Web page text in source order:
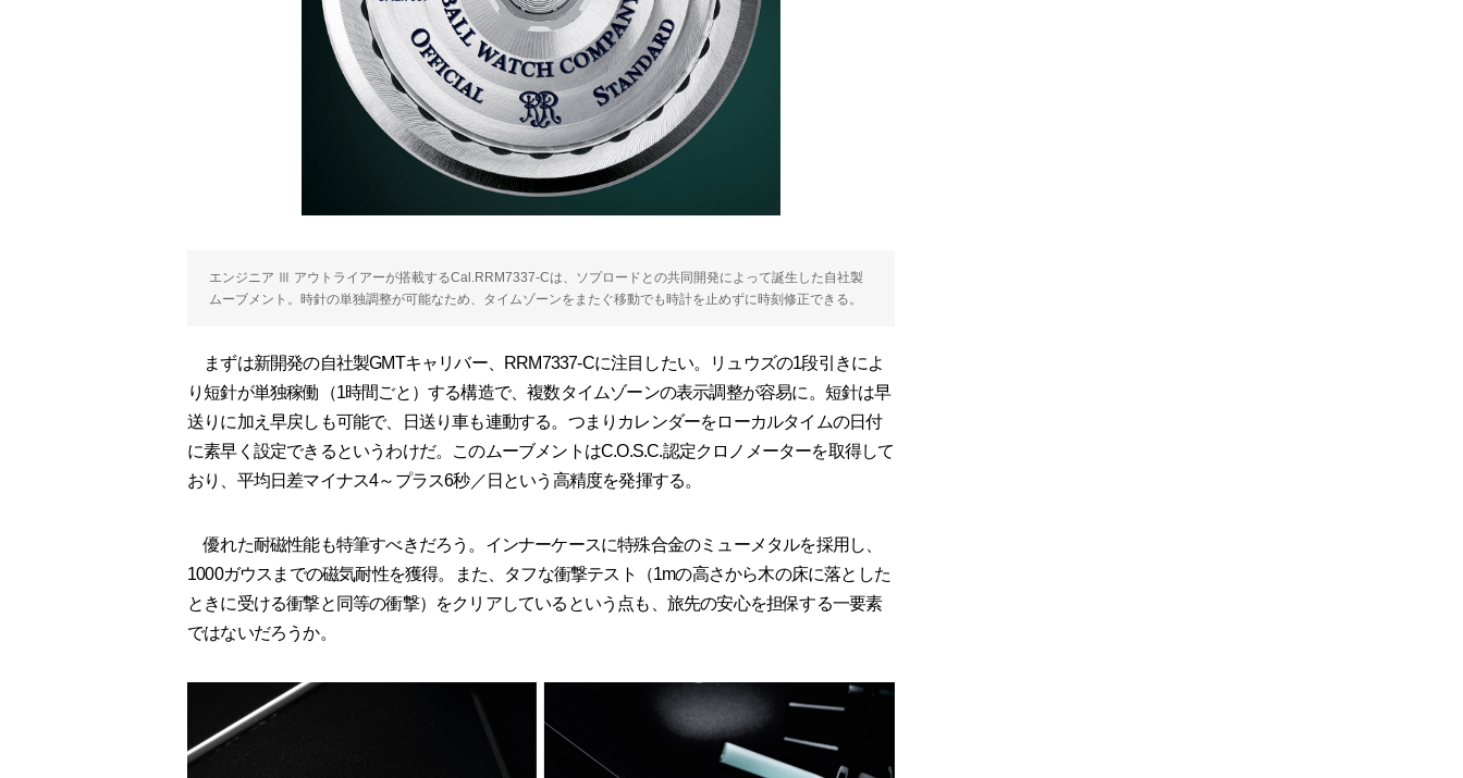
エンジニア Ⅲ アウトライアーが搭載するCal.RRM7337-Cは、ソプロードとの共同開発によって誕生した自社製
ムーブメント。時針の単独調整が可能なため、タイムゾーンをまたぐ移動でも時計を止めずに時刻修正できる。
まずは新開発の自社製GMTキャリバー、RRM7337-Cに注目したい。リュウズの1段引きによ
り短針が単独稼働（1時間ごと）する構造で、複数タイムゾーンの表示調整が容易に。短針は早
送りに加え早戻しも可能で、日送り車も連動する。つまりカレンダーをローカルタイムの日付
に素早く設定できるというわけだ。このムーブメントはC.O.S.C.認定クロノメーターを取得して
おり、平均日差マイナス4～プラス6秒／日という高精度を発揮する。
優れた耐磁性能も特筆すべきだろう。インナーケースに特殊合金のミューメタルを採用し、
1000ガウスまでの磁気耐性を獲得。また、タフな衝撃テスト（1mの高さから木の床に落とした
ときに受ける衝撃と同等の衝撃）をクリアしているという点も、旅先の安心を担保する一要素
ではないだろうか。